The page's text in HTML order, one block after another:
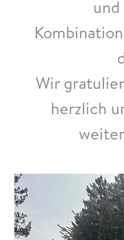
Wir
herzlich